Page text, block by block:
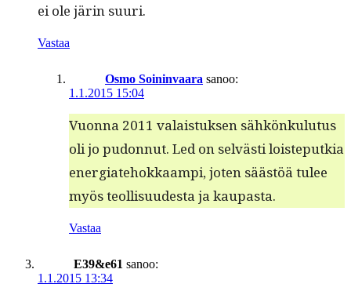
ei ole järin suuri.
Vastaa
Osmo Soininvaara sanoo:
1.1.2015 15:04
Vuon­na 2011 valais­tuk­sen sähkönku­lu­tus
oli jo pudon­nut. Led on selvästi lois­teputkia
ener­giate­hokkaampi, joten säästöä tulee
myös teol­lisu­ud­es­ta ja kaupasta.
Vastaa
E39&e61 sanoo:
1.1.2015 13:34